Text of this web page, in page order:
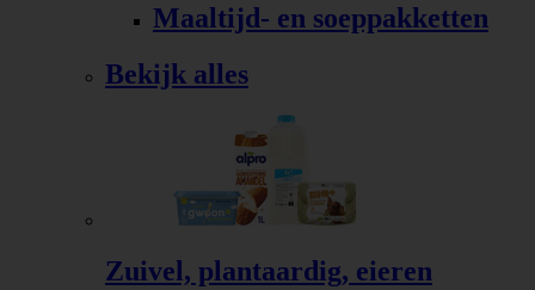
Maaltijd- en soeppakketten
Bekijk alles
Zuivel, plantaardig, eieren